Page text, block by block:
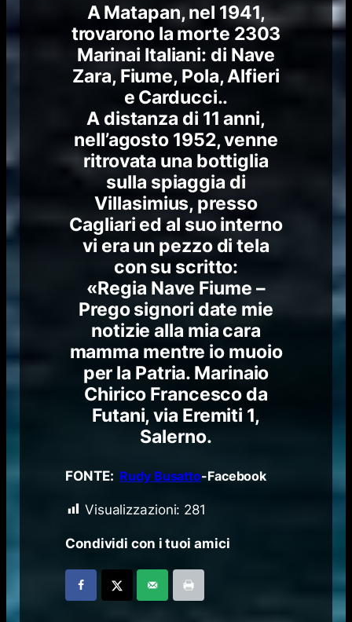
A Matapan, nel 1941,
trovarono la morte 2303
Marinai Italiani: di Nave
Zara, Fiume, Pola, Alfieri
e Carducci..
A distanza di 11 anni,
nell’agosto 1952, venne
ritrovata una bottiglia
sulla spiaggia di
Villasimius, presso
Cagliari ed al suo interno
vi era un pezzo di tela
con su scritto:
«Regia Nave Fiume –
Prego signori date mie
notizie alla mia cara
mamma mentre io muoio
per la Patria. Marinaio
Chirico Francesco da
Futani, via Eremiti 1,
Salerno.
FONTE: Rudy Busatto-Facebook
Visualizzazioni: 281
Condividi con i tuoi amici